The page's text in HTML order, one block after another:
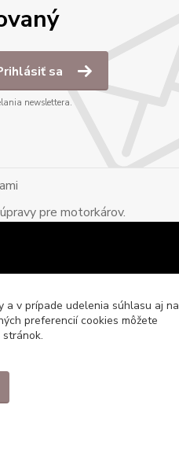
sa
newslettera.
pre motorkárov.
a v prípade udelenia súhlasu aj na
preferencií cookies môžete